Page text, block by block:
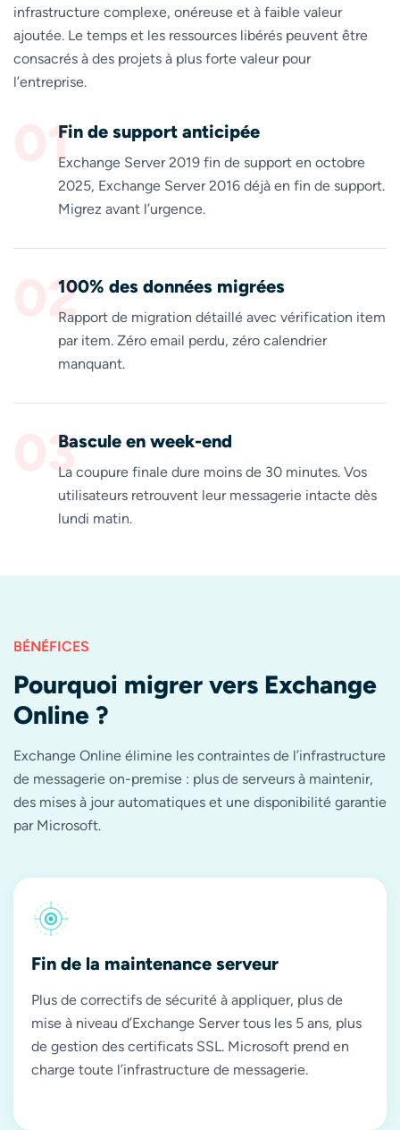
infrastructure complexe, onéreuse et à faible valeur
ajoutée. Le temps et les ressources libérés peuvent être
consacrés à des projets à plus forte valeur pour
l’entreprise.
01Fin de support anticipée
Exchange Server 2019 fin de support en octobre
2025, Exchange Server 2016 déjà en fin de support.
Migrez avant l’urgence.
02
100% des données migrées
Rapport de migration détaillé avec vérification item
par item. Zéro email perdu, zéro calendrier
manquant.
03Bascule en week-end
La coupure finale dure moins de 30 minutes. Vos
utilisateurs retrouvent leur messagerie intacte dès
lundi matin.
BÉNÉFICES
Pourquoi migrer vers Exchange
Online ?
Exchange Online élimine les contraintes de l’infrastructure
de messagerie on-premise : plus de serveurs à maintenir,
des mises à jour automatiques et une disponibilité garantie
par Microsoft.
Fin de la maintenance serveur
Plus de correctifs de sécurité à appliquer, plus de
mise à niveau d’Exchange Server tous les 5 ans, plus
de gestion des certificats SSL. Microsoft prend en
charge toute l’infrastructure de messagerie.